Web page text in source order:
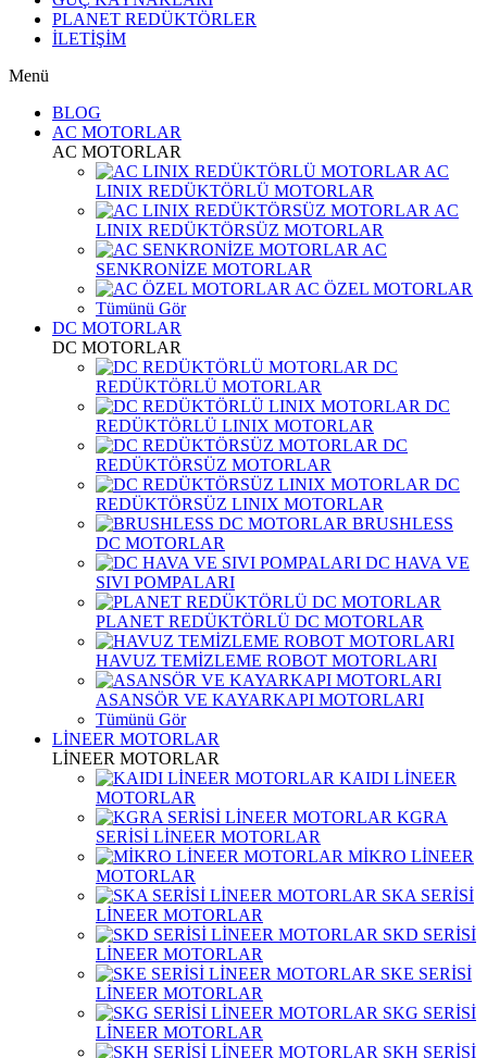
PLANET REDÜKTÖRLER
İLETİŞİM
Menü
BLOG
AC MOTORLAR
AC MOTORLAR
AC
LINIX REDÜKTÖRLÜ MOTORLAR
AC
LINIX REDÜKTÖRSÜZ MOTORLAR
AC
SENKRONİZE MOTORLAR
AC ÖZEL MOTORLAR
Tümünü Gör
DC MOTORLAR
DC MOTORLAR
DC
REDÜKTÖRLÜ MOTORLAR
DC
REDÜKTÖRLÜ LINIX MOTORLAR
DC
REDÜKTÖRSÜZ MOTORLAR
DC
REDÜKTÖRSÜZ LINIX MOTORLAR
BRUSHLESS
DC MOTORLAR
DC HAVA VE
SIVI POMPALARI
PLANET REDÜKTÖRLÜ DC MOTORLAR
HAVUZ TEMİZLEME ROBOT MOTORLARI
ASANSÖR VE KAYARKAPI MOTORLARI
Tümünü Gör
LİNEER MOTORLAR
LİNEER MOTORLAR
KAIDI LİNEER
MOTORLAR
KGRA
SERİSİ LİNEER MOTORLAR
MİKRO LİNEER
MOTORLAR
SKA SERİSİ
LİNEER MOTORLAR
SKD SERİSİ
LİNEER MOTORLAR
SKE SERİSİ
LİNEER MOTORLAR
SKG SERİSİ
LİNEER MOTORLAR
SKH SERİSİ